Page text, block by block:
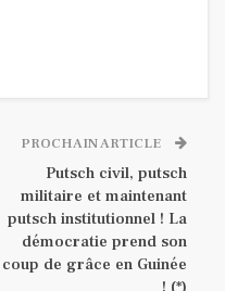
PROCHAIN ARTICLE
Putsch civil, putsch
militaire et maintenant
putsch institutionnel ! La
démocratie prend son
coup de grâce en Guinée
! (*)